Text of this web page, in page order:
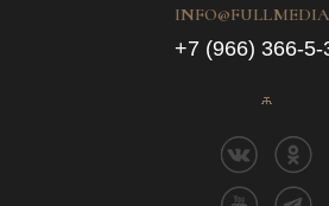
+7 (966) 366-5-